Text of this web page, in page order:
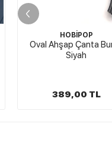
HOBİPOP
Oval Ahşap Çanta Bursu
Siyah
389,00 TL